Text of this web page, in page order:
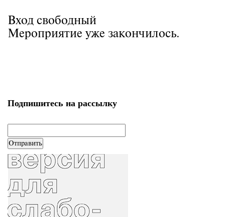
Вход свободный
Мероприятие уже закончилось.
Подпишитесь на рассылку